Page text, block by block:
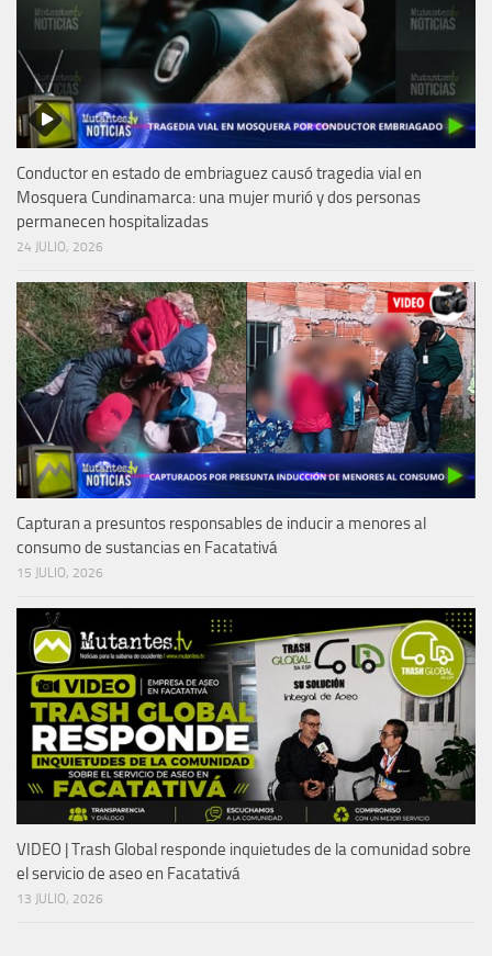
Conductor en estado de embriaguez causó tragedia vial en
Mosquera Cundinamarca: una mujer murió y dos personas
permanecen hospitalizadas
24 JULIO, 2026
Capturan a presuntos responsables de inducir a menores al
consumo de sustancias en Facatativá
15 JULIO, 2026
VIDEO | Trash Global responde inquietudes de la comunidad sobre
el servicio de aseo en Facatativá
13 JULIO, 2026